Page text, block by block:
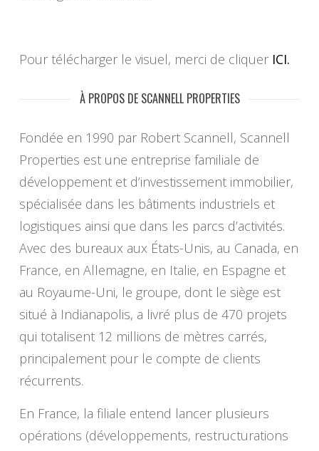
Pour télécharger le visuel, merci de cliquer ICI.
À PROPOS DE SCANNELL PROPERTIES
Fondée en 1990 par Robert Scannell, Scannell
Properties est une entreprise familiale de
développement et d’investissement immobilier,
spécialisée dans les bâtiments industriels et
logistiques ainsi que dans les parcs d’activités.
Avec des bureaux aux États-Unis, au Canada, en
France, en Allemagne, en Italie, en Espagne et
au Royaume-Uni, le groupe, dont le siège est
situé à Indianapolis, a livré plus de 470 projets
qui totalisent 12 millions de mètres carrés,
principalement pour le compte de clients
récurrents.
En France, la filiale entend lancer plusieurs
opérations (développements, restructurations